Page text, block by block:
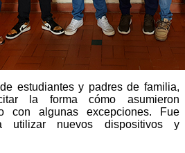
estudiantes y padres de familia,
la forma cómo asumieron
con algunas excepciones. Fue
utilizar nuevos dispositivos y